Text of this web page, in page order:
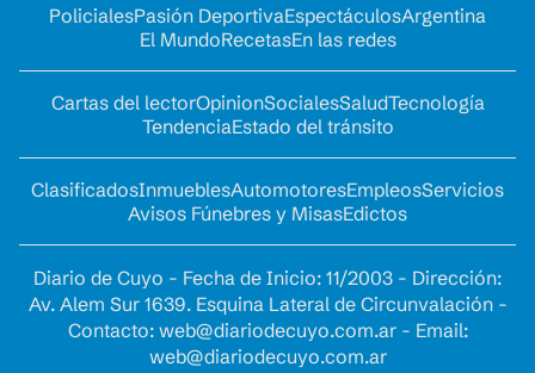
PolicialesPasión DeportivaEspectáculosArgentina
El MundoRecetasEn las redes
Cartas del lectorOpinionSocialesSaludTecnología
TendenciaEstado del tránsito
ClasificadosInmueblesAutomotoresEmpleosServicios
Avisos Fúnebres y MisasEdictos
Diario de Cuyo - Fecha de Inicio: 11/2003 - Dirección:
Av. Alem Sur 1639. Esquina Lateral de Circunvalación -
Contacto: web@diariodecuyo.com.ar- Email:
web@diariodecuyo.com.ar